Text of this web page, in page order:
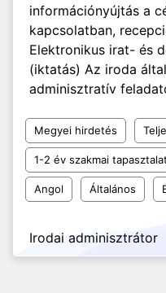
információnyújtás a
kapcsolatban,
Elektronikus irat- és
(iktatás) Az iroda
adminisztratív
Megyei hirdetés
1-2 év szakmai tapasztalat
Angol Általános
Irodai adminisztrátor